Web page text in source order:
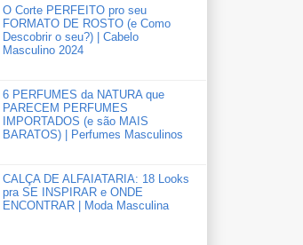
O Corte PERFEITO pro seu
FORMATO DE ROSTO (e Como
Descobrir o seu?) | Cabelo
Masculino 2024
6 PERFUMES da NATURA que
PARECEM PERFUMES
IMPORTADOS (e são MAIS
BARATOS) | Perfumes Masculinos
CALÇA DE ALFAIATARIA: 18 Looks
pra SE INSPIRAR e ONDE
ENCONTRAR | Moda Masculina